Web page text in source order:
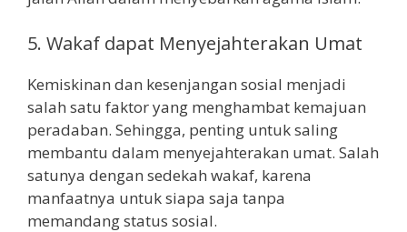
5. Wakaf dapat Menyejahterakan Umat
Kemiskinan dan kesenjangan sosial menjadi
salah satu faktor yang menghambat kemajuan
peradaban. Sehingga, penting untuk saling
membantu dalam menyejahterakan umat. Salah
satunya dengan sedekah wakaf, karena
manfaatnya untuk siapa saja tanpa
memandang status sosial.